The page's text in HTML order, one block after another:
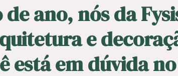
ano, nós da
e
está em dúvida